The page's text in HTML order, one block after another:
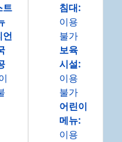
트
언
침대:
이용
불가
보육
시설:
이용
불가
어린이
메뉴:
이용